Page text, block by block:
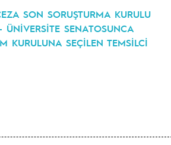
SON SORUŞTURMA KURULU
ÜNİVERSİTE SENATOSUNCA
KURULUNA SEÇİLEN TEMSİLCİ